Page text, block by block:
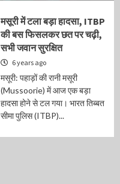
मसूरी में टला बड़ा हादसा, ITBP
की बस फिसलकर छत पर चढ़ी,
सभी जवान सुरक्षित
6 years ago
मसूरी: पहाड़ों की रानी मसूरी
(Mussoorie) में आज एक बड़ा
हादसा होने से टल गया। भारत तिब्बत
सीमा पुलिस (ITBP)...